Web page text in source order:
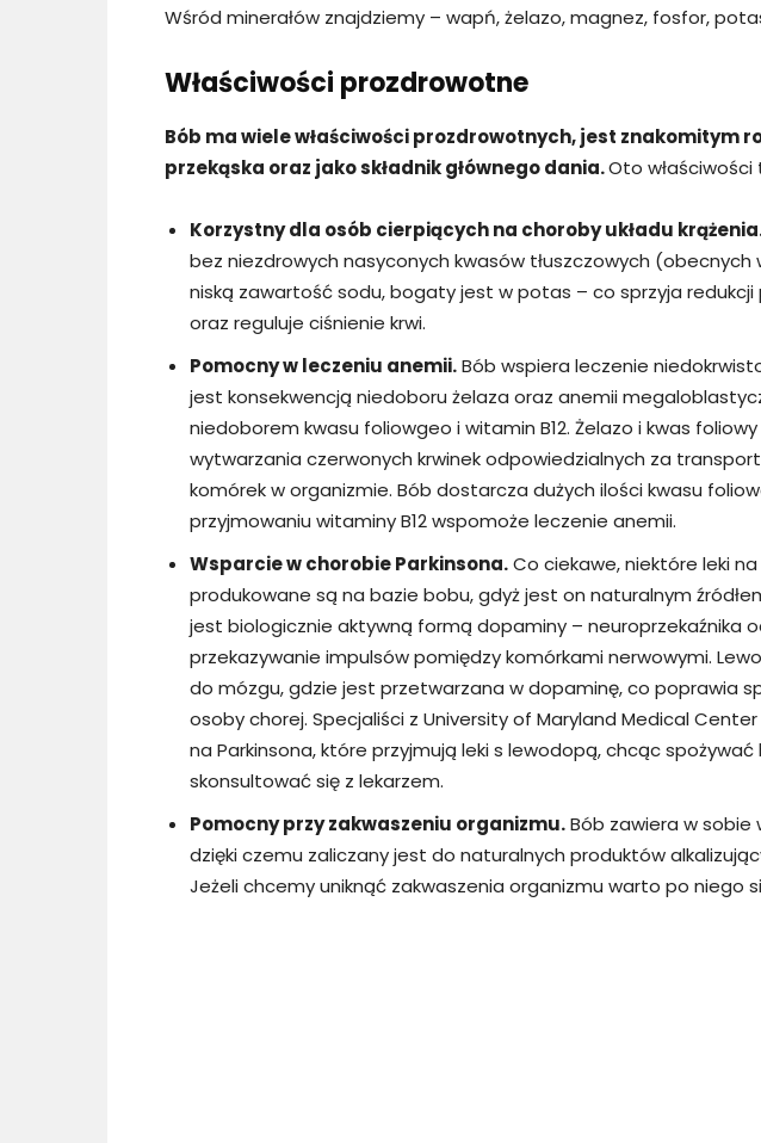
Wśród minerałów znajdziemy – wapń, żelazo, magnez, fosfor,
Właściwości prozdrowotne
Bób ma wiele właściwości prozdrowotnych, jest znakomitym
przekąska oraz jako składnik głównego dania.Oto
Korzystny dla osób cierpiących na choroby układu
bez niezdrowych nasyconych kwasów tłuszczowych
niską zawartość sodu, bogaty jest w potas – co sprzyja
oraz reguluje ciśnienie krwi.
Pomocny w leczeniu anemii.Bób wspiera leczenie
jest konsekwencją niedoboru żelaza oraz anemii
niedoborem kwasu foliowgeo i witamin B12. Żelazo i kwas
wytwarzania czerwonych krwinek odpowiedzialnych za
komórek w organizmie. Bób dostarcza dużych ilości kwasu
przyjmowaniu witaminy B12 wspomoże leczenie anemii.
Wsparcie w chorobie Parkinsona.Co ciekawe, niektóre leki
produkowane są na bazie bobu, gdyż jest on naturalnym
jest biologicznie aktywną formą dopaminy – neuroprzekaźnika
przekazywanie impulsów pomiędzy komórkami nerwowymi.
do mózgu, gdzie jest przetwarzana w dopaminę, co poprawia
osoby chorej. Specjaliści z University of Maryland Medical
na Parkinsona, które przyjmują leki s lewodopą, chcąc
skonsultować się z lekarzem.
Pomocny przy zakwaszeniu organizmu.Bób zawiera w
dzięki czemu zaliczany jest do naturalnych produktów
Jeżeli chcemy uniknąć zakwaszenia organizmu warto po niego